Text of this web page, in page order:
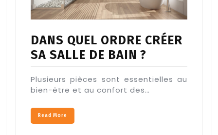
DANS QUEL ORDRE CRÉER
SA SALLE DE BAIN ?
Plusieurs pièces sont essentielles au
bien-être et au confort des…
Read More